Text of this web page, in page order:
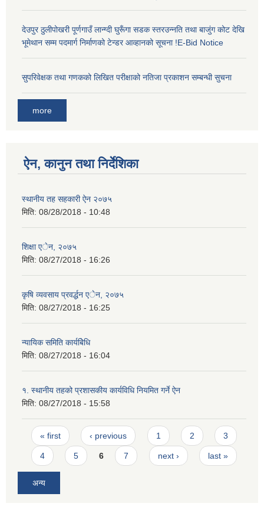
देउपुर ठुलीपोखरी पूर्णगाउँ लान्ग्दी घुरूँगा सडक स्तरउन्नति तथा बाजुंग कोट देखि
भूमेथान सम्म पदमार्ग निर्माणको टेन्डर आव्हानको सूचना !E-Bid Notice
सुपरिवेक्षक तथा गणकको लिखित परीक्षाको नतिजा प्रकाशन सम्बन्धी सुचना
more
ऐन, कानुन तथा निर्देशिका
स्थानीय तह सहकारी ऐन २०७५
मिति: 08/28/2018 - 10:48
शिक्षा एेन, २०७५
मिति: 08/27/2018 - 16:26
कृषि व्यवसाय प्रवर्द्धन एेन, २०७५
मिति: 08/27/2018 - 16:25
न्यायिक समिति कार्यबिेधि
मिति: 08/27/2018 - 16:04
१. स्थानीय तहको प्रशासकीय कार्यविधि नियमित गर्ने ऐन
मिति: 08/27/2018 - 15:58
Pages
« first ‹ previous 1 2 3
4 5 6 7 next › last »
अन्य